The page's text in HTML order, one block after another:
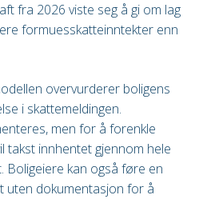
fra 2026 viste seg å gi om lag
formuesskatteinntekter enn
overvurderer boligens
i skattemeldingen.
men for å forenkle
takst innhentet gjennom hele
Boligeiere kan også føre en
uten dokumentasjon for å